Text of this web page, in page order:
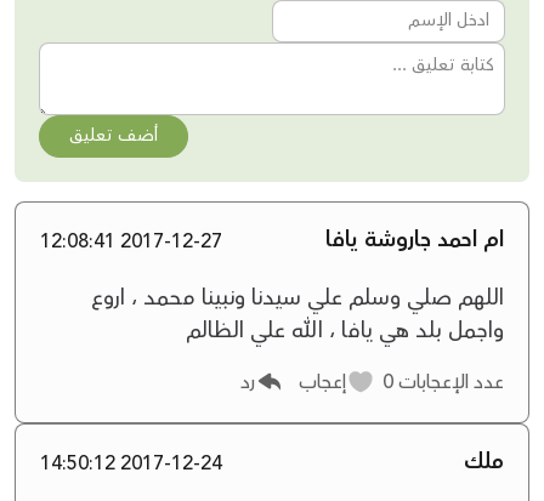
أضف تعليق
ام احمد جاروشة يافا 2017-12-27 12:08:41
اللهم صلي وسلم علي سيدنا ونبينا محمد ، اروع
واجمل بلد هي يافا ، الله علي الظالم
عدد الإعجابات إعجاب رد
ملك 2017-12-24 14:50:12